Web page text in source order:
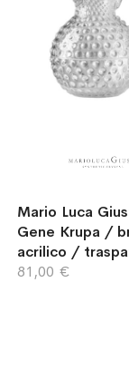
Mario Luca
Gene Krupa /
acrilico /
81,00 €